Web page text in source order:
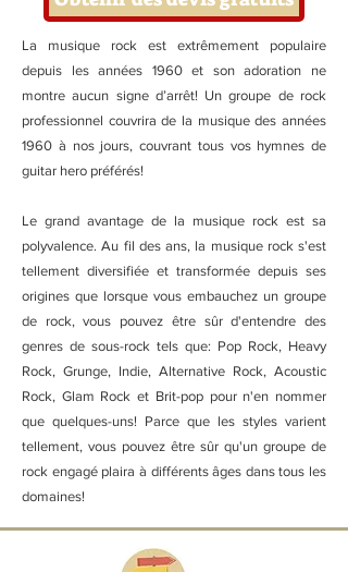
La musique rock est extrêmement populaire
depuis les années 1960 et son adoration ne
montre aucun signe d’arrêt! Un groupe de rock
professionnel couvrira de la musique des années
1960 à nos jours, couvrant tous vos hymnes de
guitar hero préférés!
Le grand avantage de la musique rock est sa
polyvalence. Au fil des ans, la musique rock s'est
tellement diversifiée et transformée depuis ses
origines que lorsque vous embauchez un groupe
de rock, vous pouvez être sûr d'entendre des
genres de sous-rock tels que: Pop Rock, Heavy
Rock, Grunge, Indie, Alternative Rock, Acoustic
Rock, Glam Rock et Brit-pop pour n'en nommer
que quelques-uns! Parce que les styles varient
tellement, vous pouvez être sûr qu'un groupe de
rock engagé plaira à différents âges dans tous les
domaines!